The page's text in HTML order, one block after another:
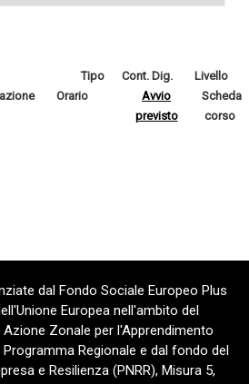
Tipo Cont. Dig.
Livello
Orario
Avvio
previsto
Scheda
corso
dal Fondo Sociale Europeo Plus
Europea nell'ambito del
Zonale per l'Apprendimento
Regionale e dal fondo del
e Resilienza (PNRR), Misura 5,